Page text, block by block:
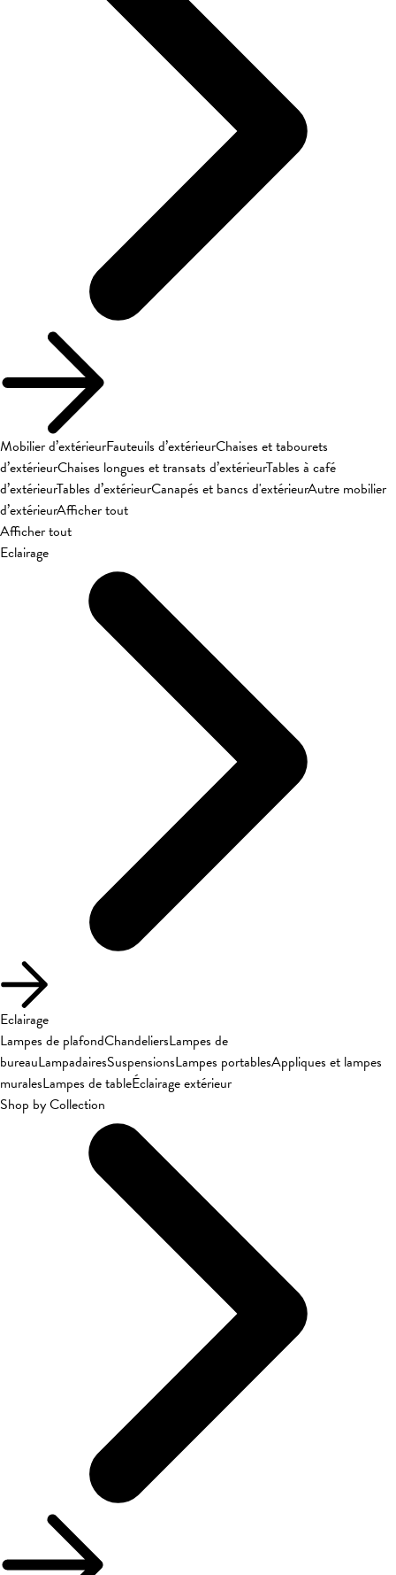
Mobilier d’extérieurFauteuils d’extérieurChaises et tabourets
d’extérieurChaises longues et transats d’extérieurTables à café
d’extérieurTables d’extérieurCanapés et bancs d'extérieurAutre mobilier
d’extérieurAfficher tout
Afficher tout
Eclairage
Eclairage
Lampes de plafondChandeliersLampes de
bureauLampadairesSuspensionsLampes portablesAppliques et lampes
muralesLampes de tableÉclairage extérieur
Shop by Collection